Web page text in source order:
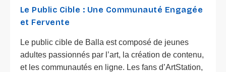
Le Public Cible : Une Communauté Engagée
et Fervente
Le public cible de Balla est composé de jeunes
adultes passionnés par l’art, la création de contenu,
et les communautés en ligne. Les fans d’ArtStation,